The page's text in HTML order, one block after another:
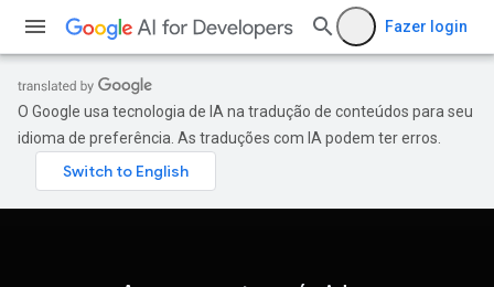
Fazer login
O Google usa tecnologia de IA na tradução de conteúdos para seu
idioma de preferência. As traduções com IA podem ter erros.